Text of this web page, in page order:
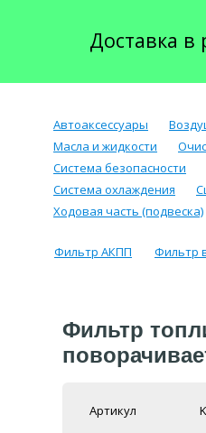
Доставка в
Автоаксессуары
Масла и жидкости
Система безопасности
Система охлаждения
Ходовая часть (подвеска)
Фильтр АКПП Фильтр
Фильтр
Артикул